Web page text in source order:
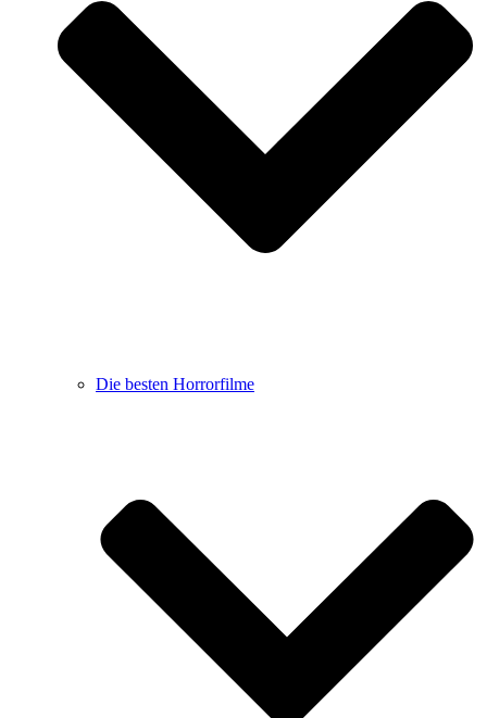
Die besten Horrorfilme